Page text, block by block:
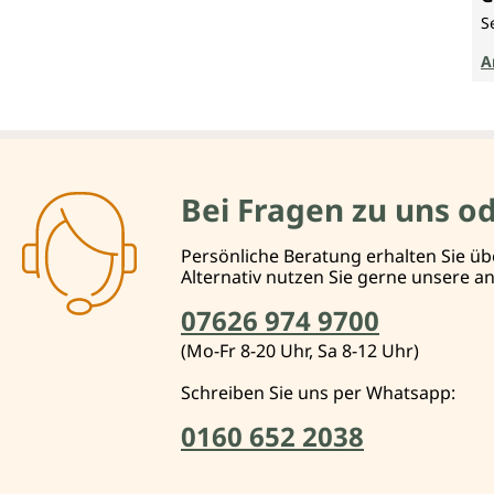
Bei Fragen zu uns
Persönliche Beratung erhalten Sie
Alternativ nutzen Sie gerne unsere
07626 974 9700
(Mo-Fr 8-20 Uhr, Sa 8-12 Uhr)
Schreiben Sie uns per Whatsapp:
0160 652 2038